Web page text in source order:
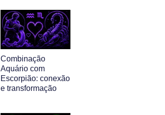
Combinação
Aquário com
Escorpião: conexão
e transformação